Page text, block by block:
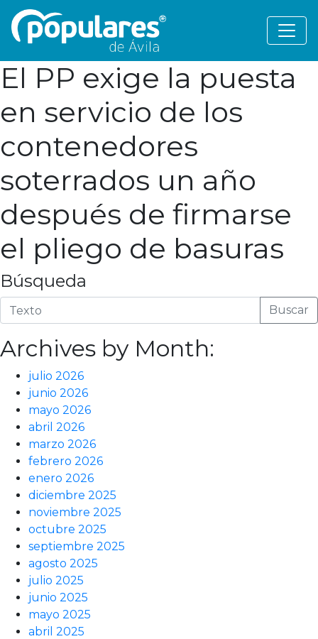
El PP exige la puesta
en servicio de los
contenedores
soterrados un año
después de firmarse
el pliego de basuras
Búsqueda
Buscar
Archives by Month:
julio 2026
junio 2026
mayo 2026
abril 2026
marzo 2026
febrero 2026
enero 2026
diciembre 2025
noviembre 2025
octubre 2025
septiembre 2025
agosto 2025
julio 2025
junio 2025
mayo 2025
abril 2025